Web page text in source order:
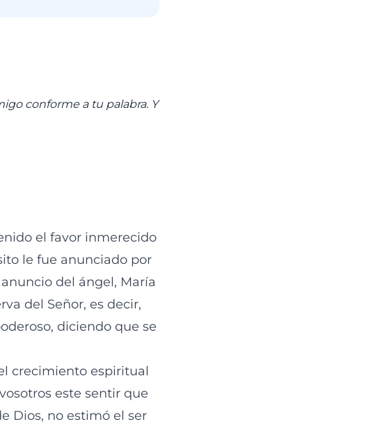
conforme a tu palabra. Y
el favor inmerecido
le fue anunciado por
del ángel, María
del Señor, es decir,
diciendo que se
crecimiento espiritual
este sentir que
Dios, no estimó el ser